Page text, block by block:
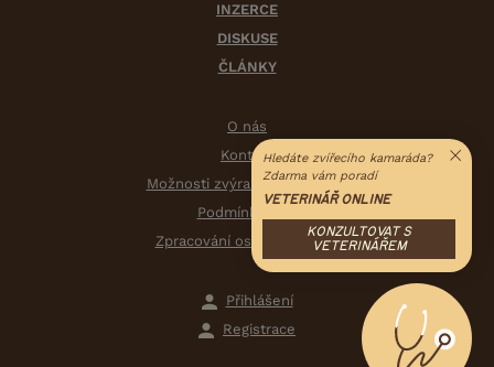
INZERCE
DISKUSE
ČLÁNKY
O nás
Kontakt
Možnosti zvýraznění inzerátů
Podmínky užití
Zpracování osobních údajů
Přihlášení
Registrace
Hledáte zvířecího kamaráda?
Zdarma vám poradí
VETERINÁŘ ONLINE
KONZULTOVAT S
VETERINÁŘEM